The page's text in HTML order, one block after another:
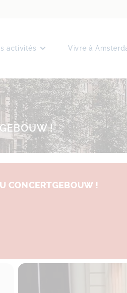
activités Vivre à
!
CONCERTGEBOUW !